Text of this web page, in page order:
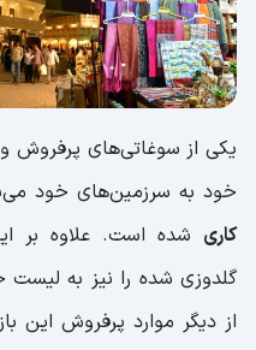
یکی از سوغاتی‌های پرفروش و
خود به سرزمین‌های خود
کاری شده است. علاوه بر
گلدوزی شده را نیز به
از دیگر موارد پرفروش این